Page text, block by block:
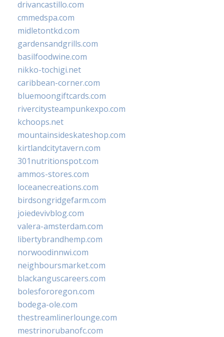
drivancastillo.com
cmmedspa.com
midletontkd.com
gardensandgrills.com
basilfoodwine.com
nikko-tochigi.net
caribbean-corner.com
bluemoongiftcards.com
rivercitysteampunkexpo.com
kchoops.net
mountainsideskateshop.com
kirtlandcitytavern.com
301nutritionspot.com
ammos-stores.com
loceanecreations.com
birdsongridgefarm.com
joiedevivblog.com
valera-amsterdam.com
libertybrandhemp.com
norwoodinnwi.com
neighboursmarket.com
blackanguscareers.com
bolesfororegon.com
bodega-ole.com
thestreamlinerlounge.com
mestrinorubanofc.com